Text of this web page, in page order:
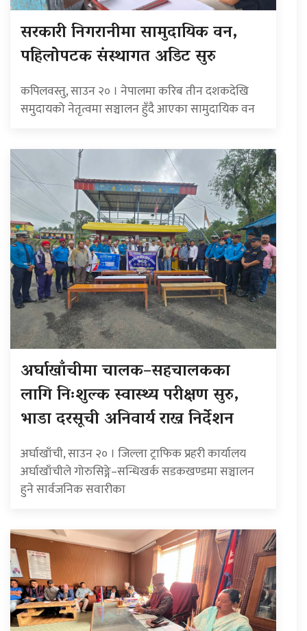
सरकारी निगरानीमा सामुदायिक वन,
पहिलोपटक संस्थागत अडिट सुरु
कपिलवस्तु, साउन २० । नेपालमा करिब तीन दशकदेखि
समुदायको नेतृत्वमा सञ्चालन हुँदै आएका सामुदायिक वन
अर्घाखाँचीमा चालक–सहचालकका
लागि निःशुल्क स्वास्थ्य परीक्षण सुरु,
भाडा दरसूची अनिवार्य राख्न निर्देशन
अर्घाखाँची, साउन २० । जिल्ला ट्राफिक प्रहरी कार्यालय
अर्घाखाँचीले गोरुसिङ्गे–सन्धिखर्क सडकखण्डमा सञ्चालन
हुने सार्वजनिक सवारीका